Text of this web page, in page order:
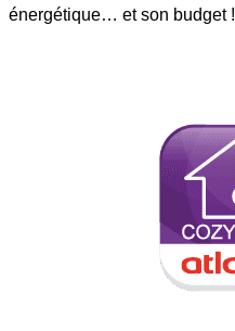
énergétique… et son budget !